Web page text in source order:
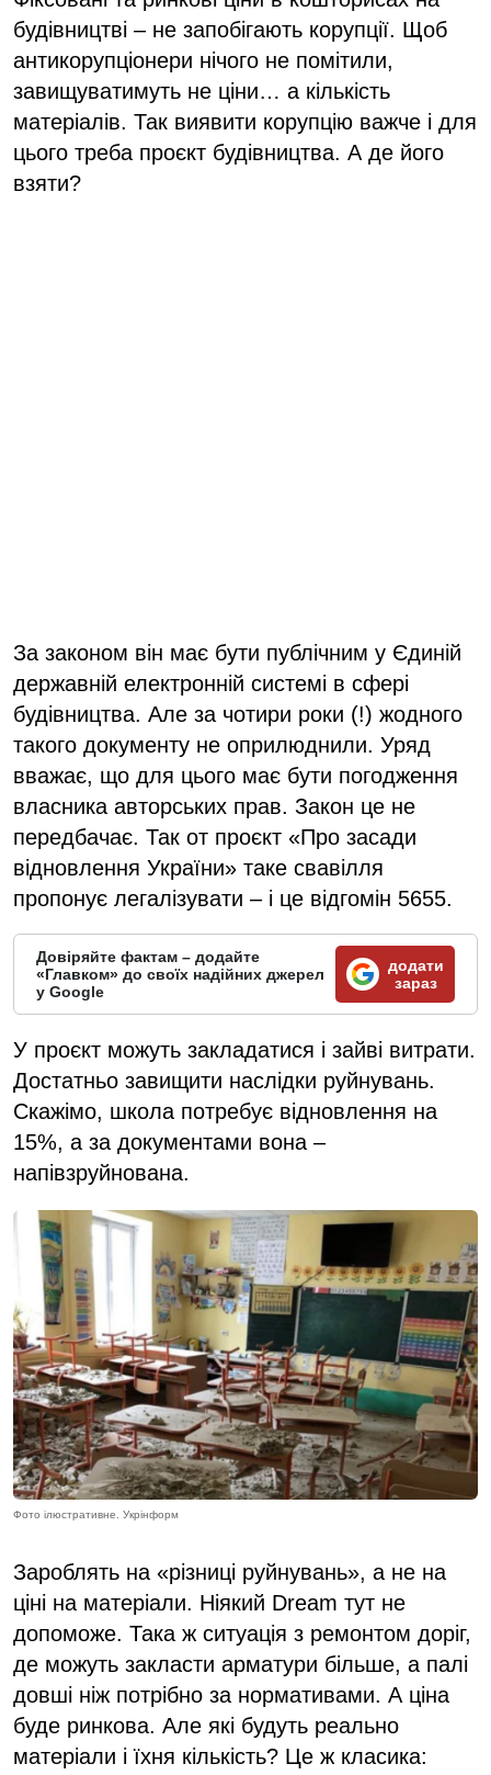
будівництві – не запобігають корупції. Щоб
антикорупціонери нічого не помітили,
завищуватимуть не ціни… а кількість
матеріалів. Так виявити корупцію важче і для
цього треба проєкт будівництва. А де його
взяти?
За законом він має бути публічним у Єдиній
державній електронній системі в сфері
будівництва. Але за чотири роки (!) жодного
такого документу не оприлюднили. Уряд
вважає, що для цього має бути погодження
власника авторських прав. Закон це не
передбачає. Так от проєкт «Про засади
відновлення України» таке свавілля
пропонує легалізувати – і це відгомін 5655.
Довіряйте фактам – додайте
«Главком» до своїх надійних джерел
у Google
додати
зараз
У проєкт можуть закладатися і зайві витрати.
Достатньо завищити наслідки руйнувань.
Скажімо, школа потребує відновлення на
15%, а за документами вона –
напівзруйнована.
Фото ілюстративне. Укрінформ
Зароблять на «різниці руйнувань», а не на
ціні на матеріали. Ніякий Dream тут не
допоможе. Така ж ситуація з ремонтом доріг,
де можуть закласти арматури більше, а палі
довші ніж потрібно за нормативами. А ціна
буде ринкова. Але які будуть реально
матеріали і їхня кількість? Це ж класика: